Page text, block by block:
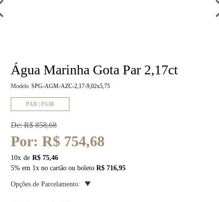
Água Marinha Gota Par 2,17ct
Modelo SPG-AGM-AZC-2,17-9,02x5,75
PAR | PAIR
De:R$ 858,68
Por:R$ 754,68
10x
R$ 75,46
5% em 1x no cartão ou boletoR$ 716,95
Opções de Parcelamento: